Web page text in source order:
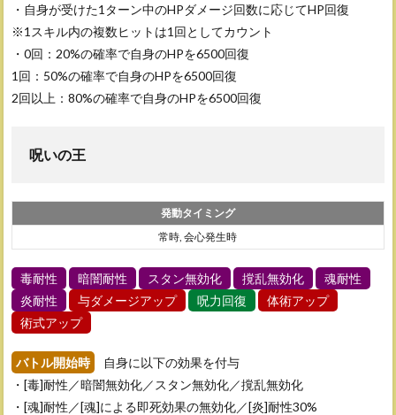
・自身が受けた1ターン中のHPダメージ回数に応じてHP回復
※1スキル内の複数ヒットは1回としてカウント
・0回：20%の確率で自身のHPを6500回復
1回：50%の確率で自身のHPを6500回復
2回以上：80%の確率で自身のHPを6500回復
呪いの王
発動タイミング
常時, 会心発生時
毒耐性 暗闇耐性 スタン無効化 撹乱無効化
魂耐性
炎耐性
与ダメージアップ 呪力回復
体術アップ
術式アップ
バトル開始時
自身に以下の効果を付与
・[毒]耐性／暗闇無効化／スタン無効化／撹乱無効化
・[魂]耐性／[魂]による即死効果の無効化／[炎]耐性30%